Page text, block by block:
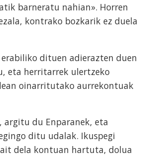
barneratu nahian». Horren
kontrako bozkarik ez duela
dituen adierazten duen
eta herritarrek ulertzeko
oinarritutako aurrekontuak
argitu du Enparanek, eta
ditu udalak. Ikuspegi
dela kontuan hartuta, dolua